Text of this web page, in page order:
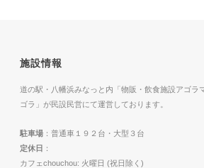
施設情報
道の駅・八幡浜みなっと内「物販・飲食施設アゴラ
ゴラ」が民設民営にて運営しております。
駐車場 ：普通車１９２台・大型３台
定休日 ：
カフェchouchou: 火曜日 (祝日除く)